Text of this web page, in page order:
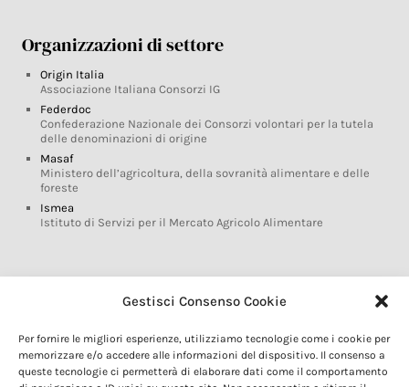
Gestisci Consenso Cookie
Per fornire le migliori esperienze, utilizziamo tecnologie come i cookie per
memorizzare e/o accedere alle informazioni del dispositivo. Il consenso a
queste tecnologie ci permetterà di elaborare dati come il comportamento
Organizzazioni di settore
Origin Italia
Associazione Italiana Consorzi IG
Federdoc
Confederazione Nazionale dei Consorzi volontari per la tutela
delle denominazioni di origine
Masaf
Ministero dell’agricoltura, della sovranità alimentare e delle
foreste
Ismea
Istituto di Servizi per il Mercato Agricolo Alimentare
Glossario DOP IGP
Marchi DOP IGP
Normativa prodotti DOP IGP